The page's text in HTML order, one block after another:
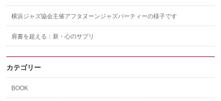
横浜ジャズ協会主催アフタヌーンジャズパーティーの様子です
肩書を超える：新・心のサプリ
カテゴリー
BOOK